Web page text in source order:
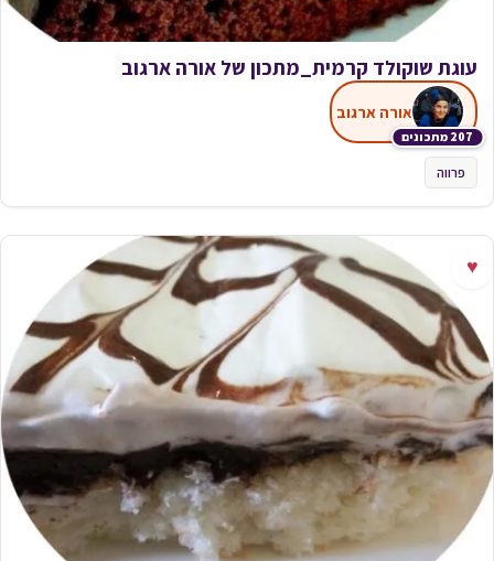
עוגת שוקולד קרמית_מתכון של אורה ארגוב
207 מתכונים
אורה ארגוב
פרווה
♥